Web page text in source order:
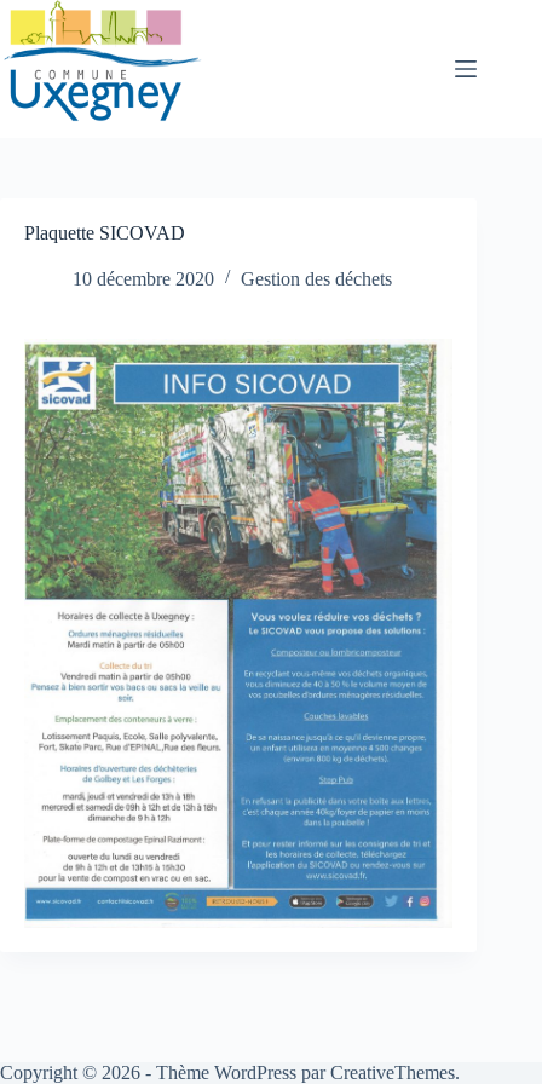
Passer
contenu
Plaquette SICOVAD
10 décembre 2020 Gestion des déchets
Copyright © 2026 - Thème WordPress parCreativeThemes.